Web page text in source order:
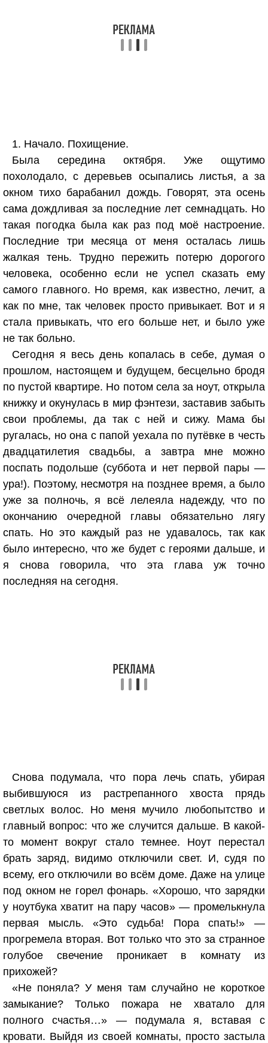
1. Начало. Похищение.
Была середина октября. Уже ощутимо
похолодало, с деревьев осыпались листья, а за
окном тихо барабанил дождь. Говорят, эта осень
сама дождливая за последние лет семнадцать. Но
такая погодка была как раз под моё настроение.
Последние три месяца от меня осталась лишь
жалкая тень. Трудно пережить потерю дорогого
человека, особенно если не успел сказать ему
самого главного. Но время, как известно, лечит, а
как по мне, так человек просто привыкает. Вот и я
стала привыкать, что его больше нет, и было уже
не так больно.
Сегодня я весь день копалась в себе, думая о
прошлом, настоящем и будущем, бесцельно бродя
по пустой квартире. Но потом села за ноут, открыла
книжку и окунулась в мир фэнтези, заставив забыть
свои проблемы, да так с ней и сижу. Мама бы
ругалась, но она с папой уехала по путёвке в честь
двадцатилетия свадьбы, а завтра мне можно
поспать подольше (суббота и нет первой пары —
ура!). Поэтому, несмотря на позднее время, а было
уже за полночь, я всё лелеяла надежду, что по
окончанию очередной главы обязательно лягу
спать. Но это каждый раз не удавалось, так как
было интересно, что же будет с героями дальше, и
я снова говорила, что эта глава уж точно
последняя на сегодня.
Снова подумала, что пора лечь спать, убирая
выбившуюся из растрепанного хвоста прядь
светлых волос. Но меня мучило любопытство и
главный вопрос: что же случится дальше. В какой-
то момент вокруг стало темнее. Ноут перестал
брать заряд, видимо отключили свет. И, судя по
всему, его отключили во всём доме. Даже на улице
под окном не горел фонарь. «Хорошо, что зарядки
у ноутбука хватит на пару часов» — промелькнула
первая мысль. «Это судьба! Пора спать!» —
прогремела вторая. Вот только что это за странное
голубое свечение проникает в комнату из
прихожей?
«Не поняла? У меня там случайно не короткое
замыкание? Только пожара не хватало для
полного счастья…» — подумала я, вставая с
кровати. Выйдя из своей комнаты, просто застыла